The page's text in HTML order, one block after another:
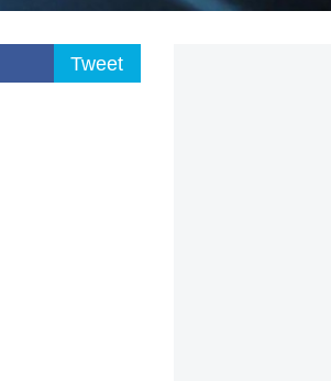
Tweet